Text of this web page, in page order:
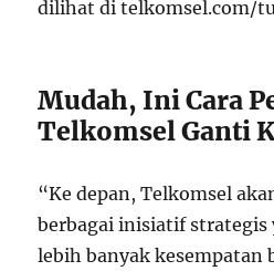
dilihat di telkomsel.com/
Mudah, Ini Cara
Telkomsel Ganti
“Ke depan, Telkomsel
berbagai inisiatif strategis
lebih banyak kesempatan